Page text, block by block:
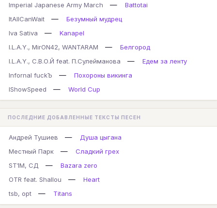
Imperial Japanese Army March
—
Battotai
ItAllCanWait
—
Безумный мудрец
Iva Sativa
—
Kanapel
I.L.A.Y., MirON42, WANTARAM
—
Белгород
I.L.A.Y., С.В.О.Й feat. П.Сулейманова
—
Едем за ленту
Infornal fuckЪ
—
Похороны викинга
IShowSpeed
— World Cup
ПОСЛЕДНИЕ ДОБАВЛЕННЫЕ ТЕКСТЫ ПЕСЕН
Андрей Тушиев —
Душа цыгана
Местный Парк
—
Сладкий грех
ST1M, СД
—
Bazara zero
OTR feat. Shallou
—
Heart
tsb, opt
— Titans